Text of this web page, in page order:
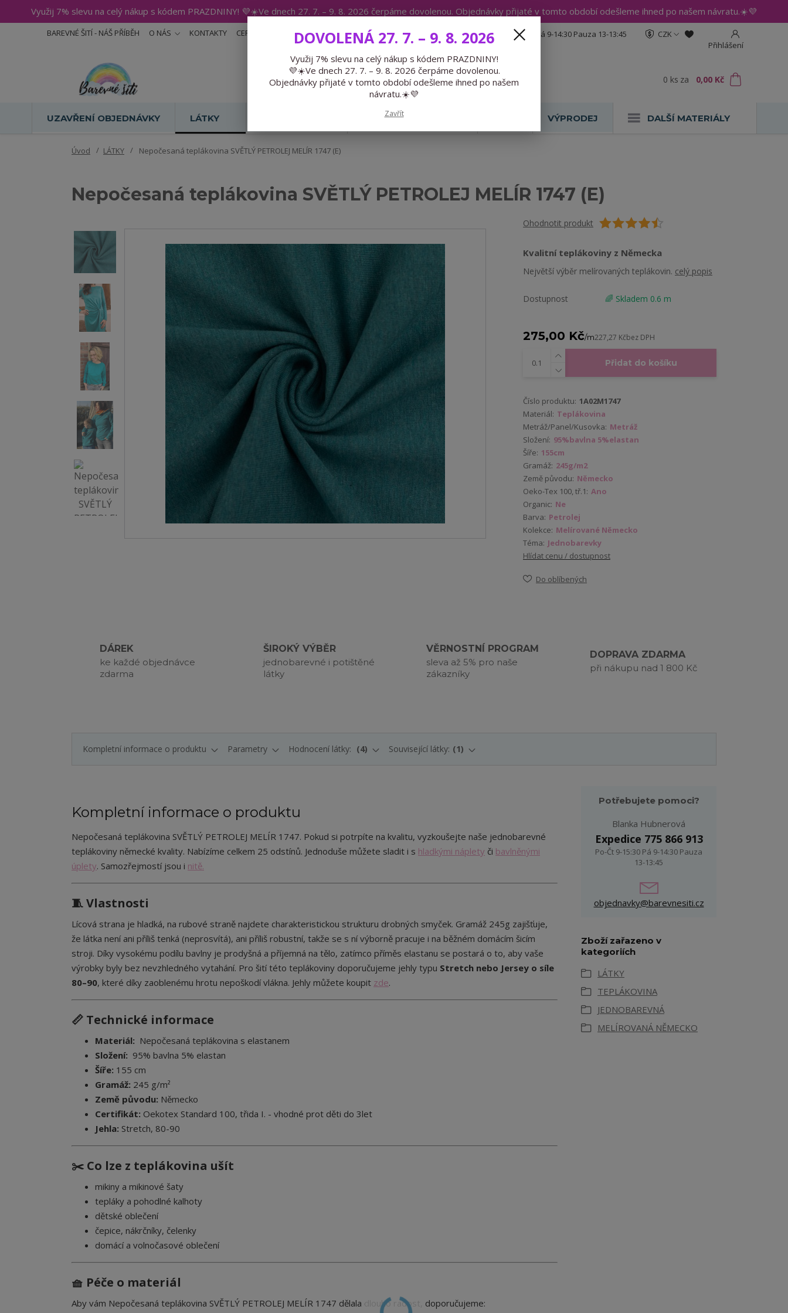
Využij 7% slevu na celý nákup s kódem PRAZDNINY! 💜☀️Ve dnech 27. 7. – 9. 8. 2026 čerpáme dovolenou. Objednávky přijaté v tomto období odešleme ihned po našem návratu.☀️💜
BAREVNÉ ŠITÍ - NÁŠ PŘÍBĚH O NÁS KONTAKTY CERTIFIKÁTY BLOG
CZK
Přihlášení
Hledat
Expedice 775 866 913 Po-Čt 9-15:30 Pá 9-14:30 Pauza 13-13:45
0 ks za 0,00 Kč
UZAVŘENÍ OBJEDNÁVKY LÁTKY PŘEDOBJEDNÁVKY VÝPRODEJ DALŠÍ MATERIÁLY
Úvod LÁTKY Nepočesaná teplákovina SVĚTLÝ PETROLEJ MELÍR 1747 (E)
Nepočesaná teplákovina SVĚTLÝ PETROLEJ MELÍR 1747 (E)
Ohodnotit produkt
Kvalitní teplákoviny z Německa
Největší výběr melírovaných teplákovin. celý popis
Dostupnost 🌈 Skladem 0.6 m
275,00 Kč/m227,27 Kčbez DPH
Přidat do košíku
Číslo produktu: 1A02M1747
Materiál: Teplákovina
Metráž/Panel/Kusovka: Metráž
Složení: 95%bavlna 5%elastan
Šíře: 155cm
Gramáž: 245g/m2
Země původu: Německo
Oeko-Tex 100, tř.1: Ano
Organic: Ne
Barva: Petrolej
Kolekce: Melírované Německo
Téma: Jednobarevky
Hlídat cenu / dostupnost
Do oblíbených
DÁREK
ke každé objednávce
zdarma
ŠIROKÝ VÝBĚR
jednobarevné i potištěné
látky
VĚRNOSTNÍ PROGRAM
sleva až 5% pro naše
zákazníky
DOPRAVA ZDARMA
při nákupu nad 1 800 Kč
Kompletní informace o produktu Parametry Hodnocení látky: 4 Související látky: 1
Kompletní informace o produktu
Nepočesaná teplákovina SVĚTLÝ PETROLEJ MELÍR 1747. Pokud si potrpíte na kvalitu, vyzkoušejte naše jednobarevné
teplákoviny německé kvality. Nabízíme celkem 25 odstínů. Jednoduše můžete sladit i s hladkými náplety či bavlněnými
úplety. Samozřejmostí jsou i nitě.
🧵 Vlastnosti
Lícová strana je hladká, na rubové straně najdete charakteristickou strukturu drobných smyček. Gramáž 245g zajišťuje,
že látka není ani příliš tenká (neprosvítá), ani příliš robustní, takže se s ní výborně pracuje i na běžném domácím šicím
stroji. Díky vysokému podílu bavlny je prodyšná a příjemná na tělo, zatímco příměs elastanu se postará o to, aby vaše
výrobky byly bez nevzhledného vytahání. Pro šití této teplákoviny doporučujeme jehly typu Stretch nebo Jersey o síle
80–90, které díky zaoblenému hrotu nepoškodí vlákna. Jehly můžete koupit zde.
📏 Technické informace
Materiál: Nepočesaná teplákovina s elastanem
Složení: 95% bavlna 5% elastan
Šíře: 155 cm
Gramáž: 245 g/m²
Země původu: Německo
Certifikát: Oekotex Standard 100, třida I. - vhodné prot děti do 3let
Jehla: Stretch, 80-90
✂️ Co lze z teplákovina ušít
mikiny a mikinové šaty
tepláky a pohodlné kalhoty
dětské oblečení
čepice, nákrčníky, čelenky
domácí a volnočasové oblečení
🧺 Péče o materiál
Aby vám Nepočesaná teplákovina SVĚTLÝ PETROLEJ MELÍR 1747 dělala dlouho radost, doporučujeme:
Potřebujete pomoci?
Blanka Hubnerová
Expedice 775 866 913
Po-Čt 9-15:30 Pá 9-14:30 Pauza
13-13:45
objednavky@barevnesiti.cz
Zboží zařazeno v
kategoriích
LÁTKY
TEPLÁKOVINA
JEDNOBAREVNÁ
MELÍROVANÁ NĚMECKO
DOVOLENÁ 27. 7. – 9. 8. 2026
Využij 7% slevu na celý nákup s kódem PRAZDNINY!
💜☀️Ve dnech 27. 7. – 9. 8. 2026 čerpáme dovolenou.
Objednávky přijaté v tomto období odešleme ihned po našem
návratu.☀️💜
Zavřít